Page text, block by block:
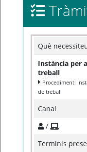
Què
Instància per
treball
Procediment:
de treball
Canal
/
Terminis